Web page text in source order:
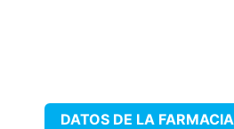
DATOS DE LA FARMACIA